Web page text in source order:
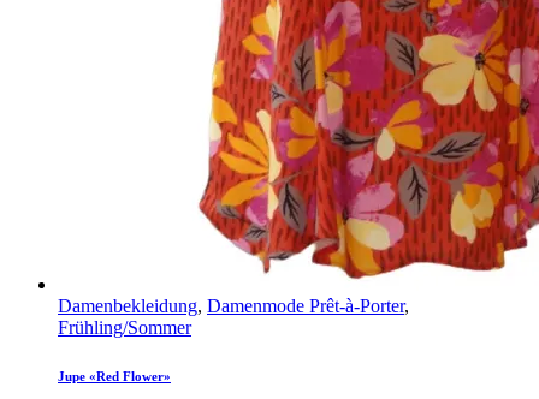
Damenbekleidung, Damenmode Prêt-à-Porter,
Frühling/Sommer
Jupe «Red Flower»